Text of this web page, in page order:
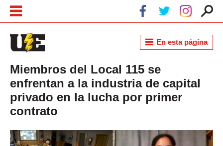
Miembros del Local 115 se
enfrentan a la industria de capital
privado en la lucha por primer
contrato
En esta página